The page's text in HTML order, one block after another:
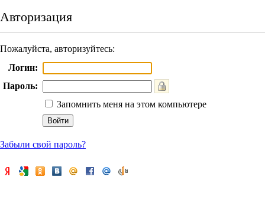
Авторизация
Пожалуйста, авторизуйтесь:
Логин:
Пароль:
Запомнить меня на этом компьютере
Забыли свой пароль?